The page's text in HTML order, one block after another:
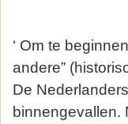
‘ Om te
andere”
De
binnengevallen.